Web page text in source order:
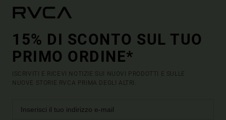
15% DI SCONTO SUL TUO
PRIMO ORDINE*
ISCRIVITI E RICEVI NOTIZIE SUI NUOVI PRODOTTI E SULLE
NUOVE STORIE RVCA PRIMA DEGLI ALTRI.